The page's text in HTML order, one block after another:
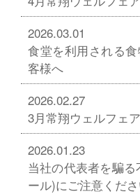
2026.03.01
食堂を利用される
客様へ
2026.02.27
3月常翔ウェルフェ
2026.01.23
当社の代表者を騙
ール)にご注意くだ